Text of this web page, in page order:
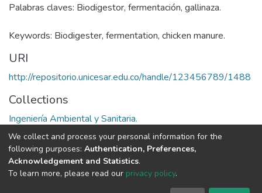
Palabras claves: Biodigestor, fermentación, gallinaza.
Keywords: Biodigester, fermentation, chicken manure.
URI
http://repositorio.unicesar.edu.co/handle/123456789/1488
Collections
Ingeniería Ambiental y Sanitaria.
Full item page
DSpace software copyright © 2002-2026
We collect and process your personal information for the
following purposes: Authentication, Preferences,
Acknowledgement and Statistics.
To learn more, please read our privacy policy.